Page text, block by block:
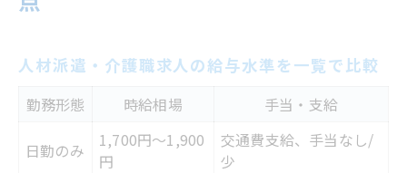
人材派遣・介護職求人の給与水準を一覧で比較
勤務形態 時給相場 手当・支給
日勤のみ
1,700円～1,900
円
交通費支給、手当なし/
少